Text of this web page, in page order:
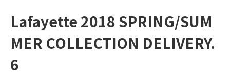
Lafayette 2018 SPRING/SUM
MER COLLECTION DELIVERY.
6